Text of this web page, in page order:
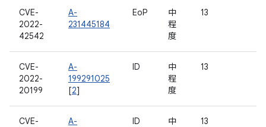
CVE-
2022-
42542
A-
231445184
EoP
中
程
度
13
CVE-
2022-
20199
A-
199291025
[2]
ID
中
程
度
13
CVE-
A-
ID
中
13